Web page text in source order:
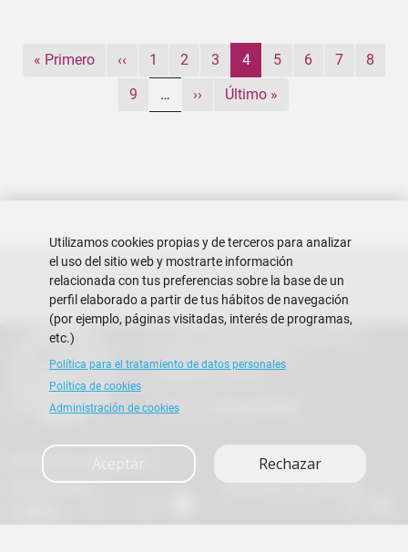
Primera página
« Primero Página anterior
‹‹ Página
1 Página
2 Página
3 Página actual
4 Página
5 Página
6 Página
7
8
Página
9 … Siguiente página
›› Última página
Último »
Utilizamos cookies propias y de terceros para analizar
el uso del sitio web y mostrarte información
relacionada con tus preferencias sobre la base de un
perfil elaborado a partir de tus hábitos de navegación
(por ejemplo, páginas visitadas, interés de programas,
etc.)
Política para el tratamiento de datos personales
Política de cookies
Administración de cookies
Rechazar
Campus Gustavo Galindo
Guayaquil - Ecuador
Teléfono:
Buzón de sugerencias
Contáctanos
Preguntas Frecuentes